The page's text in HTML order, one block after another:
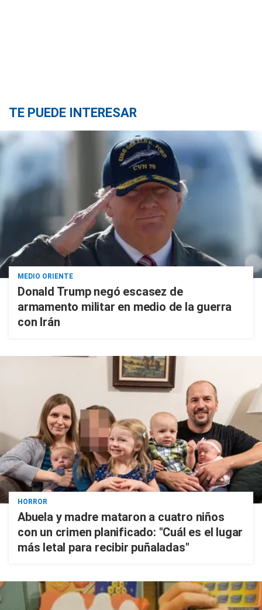
TE PUEDE INTERESAR
MEDIO ORIENTE
Donald Trump negó escasez de
armamento militar en medio de la guerra
con Irán
HORROR
Abuela y madre mataron a cuatro niños
con un crimen planificado: "Cuál es el lugar
más letal para recibir puñaladas"